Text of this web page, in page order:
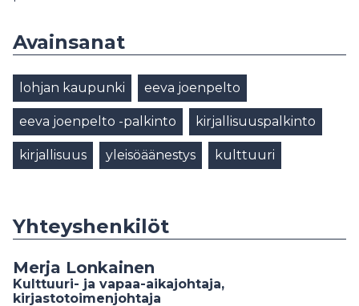
Avainsanat
lohjan kaupunki eeva joenpelto
eeva joenpelto -palkinto kirjallisuuspalkinto
kirjallisuus yleisöäänestys kulttuuri
Yhteyshenkilöt
Merja Lonkainen
Kulttuuri- ja vapaa-aikajohtaja,
kirjastotoimenjohtaja